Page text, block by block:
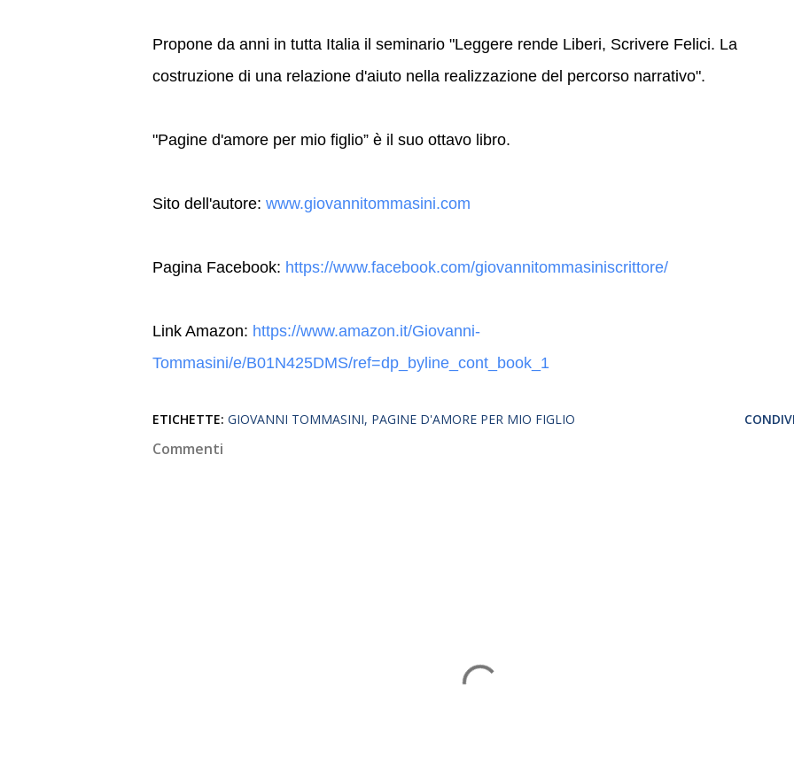
Propone da anni in tutta Italia il seminario "Leggere rende Liberi, Scrivere Felici. La
costruzione di una relazione d'aiuto nella realizzazione del percorso narrativo".
"Pagine d'amore per mio figlio” è il suo ottavo libro.
Sito dell'autore: www.giovannitommasini.com
Pagina Facebook: https://www.facebook.com/giovannitommasiniscrittore/
Link Amazon: https://www.amazon.it/Giovanni-
Tommasini/e/B01N425DMS/ref=dp_byline_cont_book_1
ETICHETTE: GIOVANNI TOMMASINI PAGINE D'AMORE PER MIO FIGLIO
Commenti